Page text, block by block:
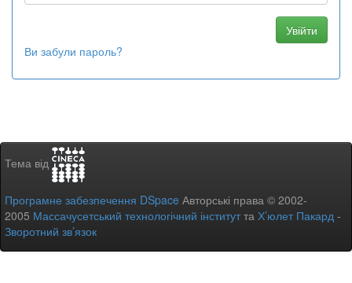
Ви забули пароль?
Тема від
Програмне забезпечення DSpace Авторські права © 2002-
2005 Массачусетський технологічний інститутта Х’юлет Пакард -
Зворотний зв’язок